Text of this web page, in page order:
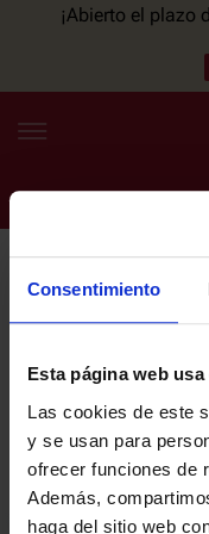
Consentimiento
Esta página web
Las cookies de este
y se usan para
ofrecer funciones de
Además,
haga del sitio web
¡Abierto el plazo
ES EU
últimas noticias y
Email
He leído y acepto la